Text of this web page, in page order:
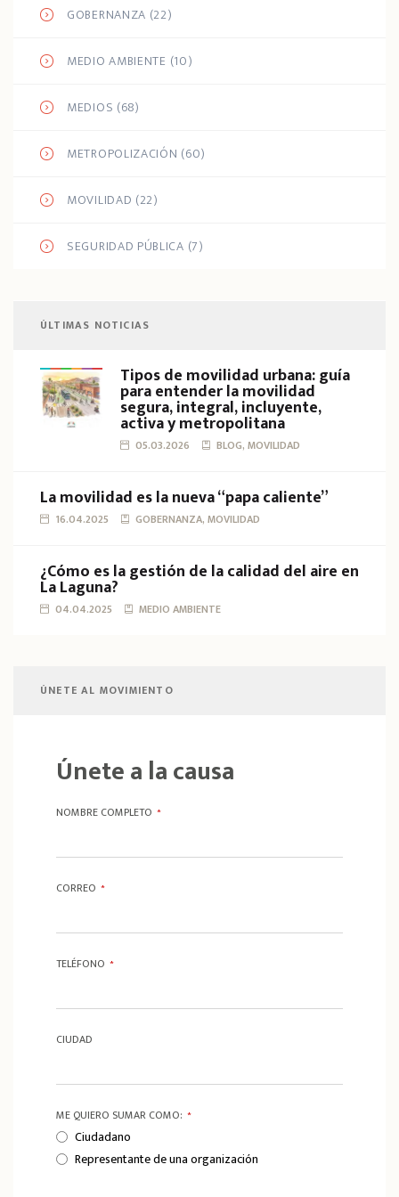
GOBERNANZA (22)
MEDIO AMBIENTE (10)
MEDIOS (68)
METROPOLIZACIÓN (60)
MOVILIDAD (22)
SEGURIDAD PÚBLICA (7)
ÚLTIMAS NOTICIAS
Tipos de movilidad urbana: guía
para entender la movilidad
segura, integral, incluyente,
activa y metropolitana
05.03.2026 BLOG, MOVILIDAD
La movilidad es la nueva “papa caliente”
16.04.2025 GOBERNANZA, MOVILIDAD
¿Cómo es la gestión de la calidad del aire en
La Laguna?
04.04.2025 MEDIO AMBIENTE
ÚNETE AL MOVIMIENTO
Únete a la causa
NOMBRE COMPLETO *
CORREO *
TELÉFONO *
CIUDAD
ME QUIERO SUMAR COMO: *
Ciudadano
Representante de una organización